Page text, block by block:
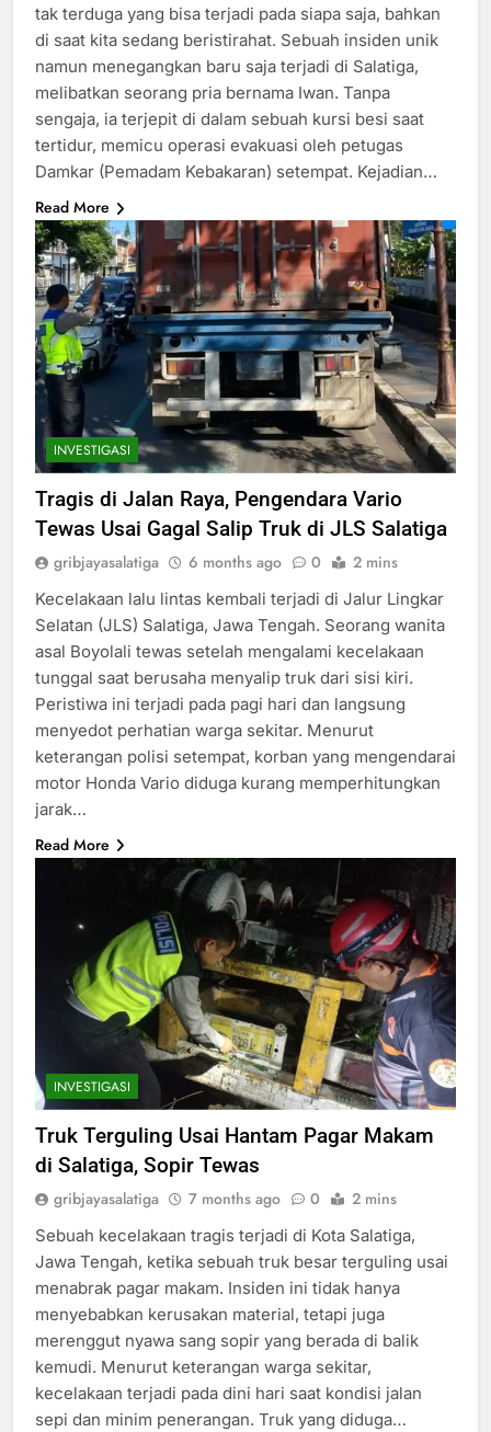
tak terduga yang bisa terjadi pada siapa saja, bahkan
di saat kita sedang beristirahat. Sebuah insiden unik
namun menegangkan baru saja terjadi di Salatiga,
melibatkan seorang pria bernama Iwan. Tanpa
sengaja, ia terjepit di dalam sebuah kursi besi saat
tertidur, memicu operasi evakuasi oleh petugas
Damkar (Pemadam Kebakaran) setempat. Kejadian…
Read More
INVESTIGASI
Tragis di Jalan Raya, Pengendara Vario
Tewas Usai Gagal Salip Truk di JLS Salatiga
gribjayasalatiga 6 months ago 0 2 mins
Kecelakaan lalu lintas kembali terjadi di Jalur Lingkar
Selatan (JLS) Salatiga, Jawa Tengah. Seorang wanita
asal Boyolali tewas setelah mengalami kecelakaan
tunggal saat berusaha menyalip truk dari sisi kiri.
Peristiwa ini terjadi pada pagi hari dan langsung
menyedot perhatian warga sekitar. Menurut
keterangan polisi setempat, korban yang mengendarai
motor Honda Vario diduga kurang memperhitungkan
jarak…
Read More
INVESTIGASI
Truk Terguling Usai Hantam Pagar Makam
di Salatiga, Sopir Tewas
gribjayasalatiga 7 months ago 0 2 mins
Sebuah kecelakaan tragis terjadi di Kota Salatiga,
Jawa Tengah, ketika sebuah truk besar terguling usai
menabrak pagar makam. Insiden ini tidak hanya
menyebabkan kerusakan material, tetapi juga
merenggut nyawa sang sopir yang berada di balik
kemudi. Menurut keterangan warga sekitar,
kecelakaan terjadi pada dini hari saat kondisi jalan
sepi dan minim penerangan. Truk yang diduga…